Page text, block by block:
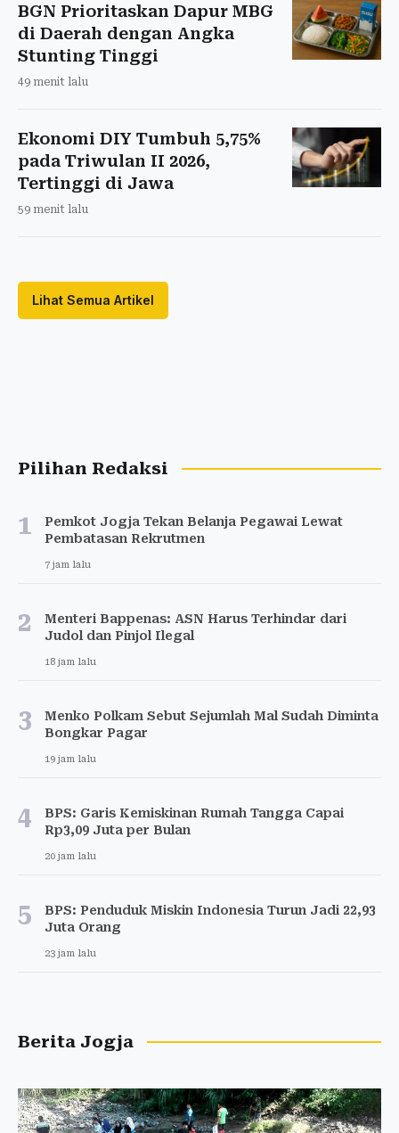
BGN Prioritaskan Dapur MBG
di Daerah dengan Angka
Stunting Tinggi
49 menit lalu
Ekonomi DIY Tumbuh 5,75%
pada Triwulan II 2026,
Tertinggi di Jawa
59 menit lalu
Lihat Semua Artikel
Pilihan Redaksi
1
Pemkot Jogja Tekan Belanja Pegawai Lewat
Pembatasan Rekrutmen
7 jam lalu
2
Menteri Bappenas: ASN Harus Terhindar dari
Judol dan Pinjol Ilegal
18 jam lalu
3
Menko Polkam Sebut Sejumlah Mal Sudah Diminta
Bongkar Pagar
19 jam lalu
4
BPS: Garis Kemiskinan Rumah Tangga Capai
Rp3,09 Juta per Bulan
20 jam lalu
5
BPS: Penduduk Miskin Indonesia Turun Jadi 22,93
Juta Orang
23 jam lalu
Berita Jogja